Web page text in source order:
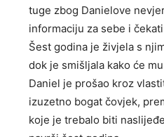
tuge zbog Danielove
informaciju za sebe i
Šest godina je živjela s
dok je smišljala kako će
Daniel je prošao kroz
izuzetno bogat čovjek,
koje je trebalo biti